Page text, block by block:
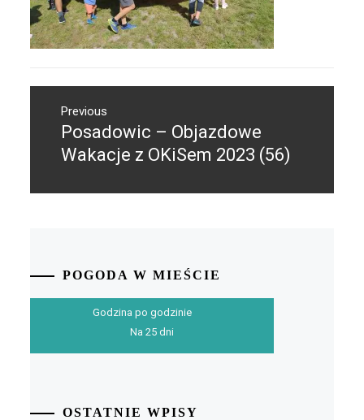
wpisuPrevious
Previous
post:
Posadowic – Objazdowe
Wakacje z OKiSem 2023 (56)
POGODA W MIEŚCIE
Godzina po godzinie
Na 25 dni
OSTATNIE WPISY